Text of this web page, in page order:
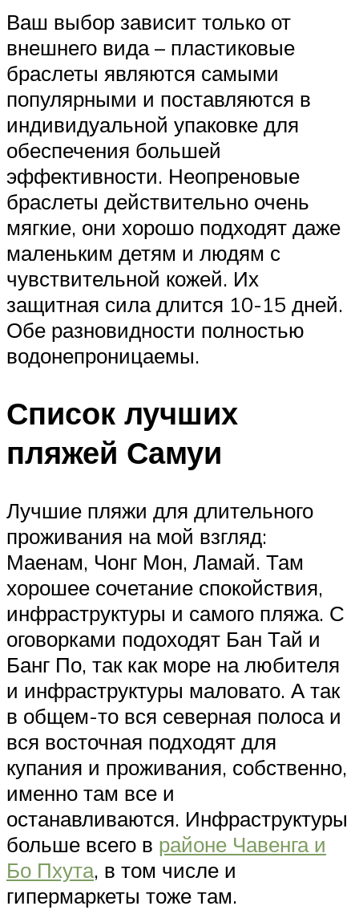
Ваш выбор зависит только от
внешнего вида – пластиковые
браслеты являются самыми
популярными и поставляются в
индивидуальной упаковке для
обеспечения большей
эффективности. Неопреновые
браслеты действительно очень
мягкие, они хорошо подходят даже
маленьким детям и людям с
чувствительной кожей. Их
защитная сила длится 10-15 дней.
Обе разновидности полностью
водонепроницаемы.
Список лучших
пляжей Самуи
Лучшие пляжи для длительного
проживания на мой взгляд:
Маенам, Чонг Мон, Ламай. Там
хорошее сочетание спокойствия,
инфраструктуры и самого пляжа. С
оговорками подоходят Бан Тай и
Банг По, так как море на любителя
и инфраструктуры маловато. А так
в общем-то вся северная полоса и
вся восточная подходят для
купания и проживания, собственно,
именно там все и
останавливаются. Инфраструктуры
больше всего в районе Чавенга и
Бо Пхута, в том числе и
гипермаркеты тоже там.